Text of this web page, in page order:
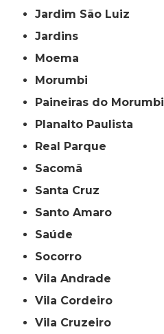
Jardim São Luiz
Jardins
Moema
Morumbi
Paineiras do Morumbi
Planalto Paulista
Real Parque
Sacomã
Santa Cruz
Santo Amaro
Saúde
Socorro
Vila Andrade
Vila Cordeiro
Vila Cruzeiro